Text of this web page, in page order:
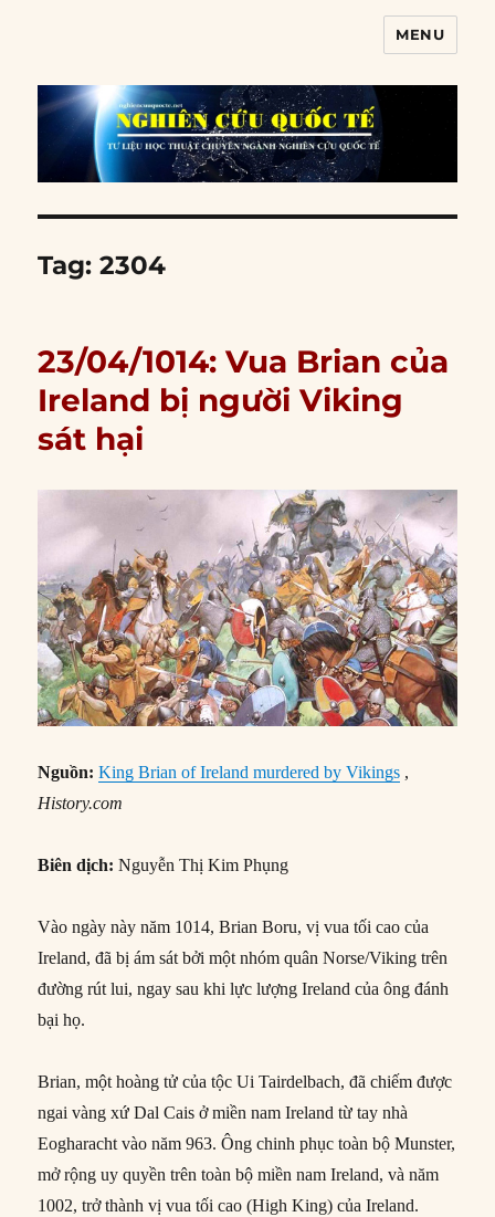
MENU
Tag:2304
23/04/1014: Vua Brian của
Ireland bị người Viking
sát hại
Nguồn:King Brian of Ireland murdered by Vikings ,
History.com
Biên dịch: Nguyễn Thị Kim Phụng
Vào ngày này năm 1014, Brian Boru, vị vua tối cao của
Ireland, đã bị ám sát bởi một nhóm quân Norse/Viking trên
đường rút lui, ngay sau khi lực lượng Ireland của ông đánh
bại họ.
Brian, một hoàng tử của tộc Ui Tairdelbach, đã chiếm được
ngai vàng xứ Dal Cais ở miền nam Ireland từ tay nhà
Eogharacht vào năm 963. Ông chinh phục toàn bộ Munster,
mở rộng uy quyền trên toàn bộ miền nam Ireland, và năm
1002, trở thành vị vua tối cao (High King) của Ireland.